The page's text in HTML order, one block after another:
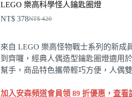
LEGO 樂高科學怪人鑰匙圈燈
NT$420
價
格：
NT$ 420。
NT$378
價
格：
NT$ 378。
來自 LEGO 樂高怪物戰士系列的新成
到齊囉，經典人偶造型鑰匙圈燈適用
幫手，商品特色攜帶輕巧方便，人偶
加入安森頻道會員領 89 折優惠， 查看